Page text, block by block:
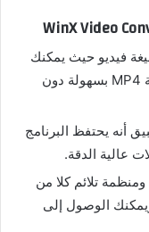
البرنامج بدعمه لأكثر من 200 صيغة فيديو حيث يمكنك
تحويل مختلف أنواع الملفات إلى صيغة MP4 بسهولة دون
أنه يحتفظ البرنامج
عالية الدقة.
تلائم كلا من
الوصول إلى